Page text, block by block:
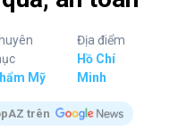
Mỹ
Địa điểm
Hồ Chí
Minh
trên